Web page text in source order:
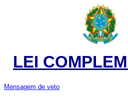
LEI
Mensagem de veto